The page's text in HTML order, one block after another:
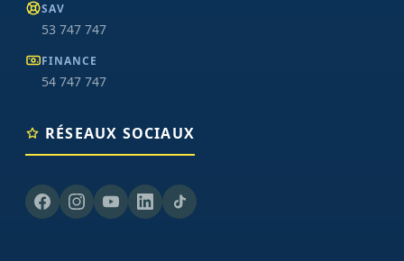
SAV
53 747 747
FINANCE
54 747 747
RÉSEAUX SOCIAUX